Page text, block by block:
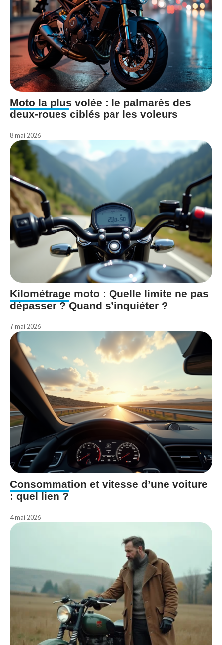
Moto la plus volée : le palmarès des
deux-roues ciblés par les voleurs
8 mai 2026
Kilométrage moto : Quelle limite ne pas
dépasser ? Quand s’inquiéter ?
7 mai 2026
Consommation et vitesse d’une voiture
: quel lien ?
4 mai 2026